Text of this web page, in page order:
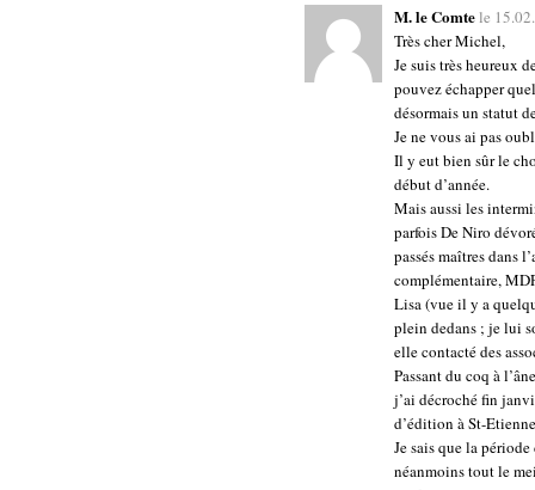
M. le Comtele
Très cher Michel,
Je suis très heureux
pouvez échapper
désormais un statut
Je ne vous ai pas
Il y eut bien sûr le
début d’année.
Mais aussi les
parfois De Niro
passés maîtres dans
complémentaire,
Lisa (vue il y a
plein dedans ; je lui
elle contacté des
Passant du coq à
j’ai décroché fin
d’édition à St-
Je sais que la
néanmoins tout le